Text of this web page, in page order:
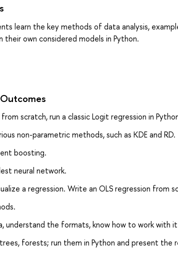
learn the key methods of data analysis,
their own considered models in Python.
scratch, run a classic Logit regression in
non-parametric methods, such as KDE and RD.
boosting.
neural network.
a regression. Write an OLS regression from
understand the formats, know how to work with
forests; run them in Python and present the